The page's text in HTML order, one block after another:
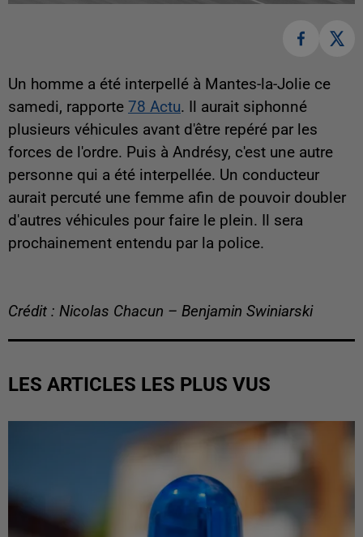
Un homme a été interpellé à Mantes-la-Jolie ce
samedi, rapporte 78 Actu. Il aurait siphonné
plusieurs véhicules avant d'être repéré par les
forces de l'ordre. Puis à Andrésy, c'est une autre
personne qui a été interpellée. Un conducteur
aurait percuté une femme afin de pouvoir doubler
d'autres véhicules pour faire le plein. Il sera
prochainement entendu par la police.
Crédit : Nicolas Chacun – Benjamin Swiniarski
LES ARTICLES LES PLUS VUS